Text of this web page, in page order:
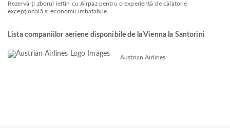
Rezervă-ți zborul ieftin cu Airpaz pentru o experiență de călătorie
excepțională și economii imbatabile.
Lista companiilor aeriene disponibile de la Vienna la Santorini
Austrian Airlines